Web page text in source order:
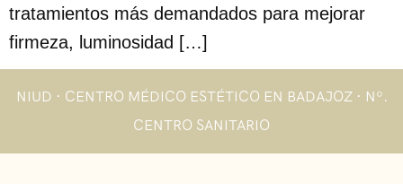
tratamientos más demandados para mejorar
firmeza, luminosidad […]
NIUD · CENTRO MÉDICO ESTÉTICO EN BADAJOZ · Nº.
CENTRO SANITARIO